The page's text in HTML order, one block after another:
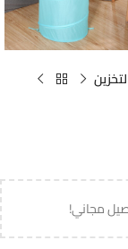
مجاني!